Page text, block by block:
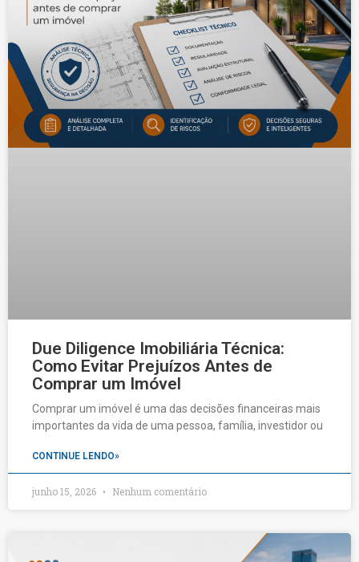
Due Diligence Imobiliária Técnica:
Como Evitar Prejuízos Antes de
Comprar um Imóvel
Comprar um imóvel é uma das decisões financeiras mais
importantes da vida de uma pessoa, família, investidor ou
CONTINUE LENDO»
junho 15, 2026 Nenhum comentário